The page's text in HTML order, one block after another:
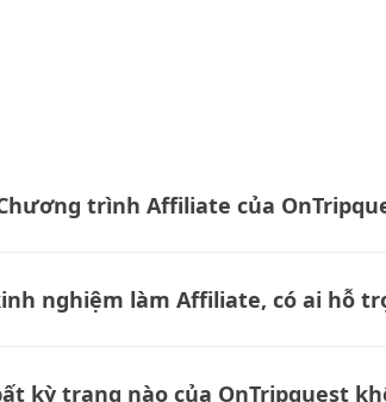
trình Affiliate của
nghiệm làm Affiliate, có ai hỗ
kỳ trang nào của OnTripquest